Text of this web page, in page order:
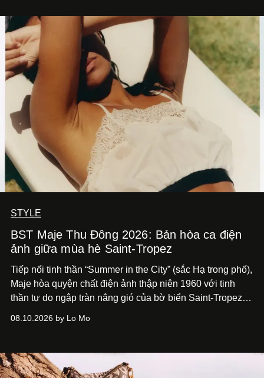
STYLE
BST Maje Thu Đông 2026: Bản hòa ca điện
ảnh giữa mùa hè Saint-Tropez
Tiếp nối tinh thần “Summer in the City” (sắc Hạ trong phố),
Maje hòa quyện chất điện ảnh thập niên 1960 với tinh
thần tự do ngập tràn nắng gió của bờ biển Saint-Tropez,
08.10.2026 by Lo Mo